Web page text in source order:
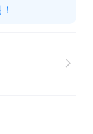
品发布相关